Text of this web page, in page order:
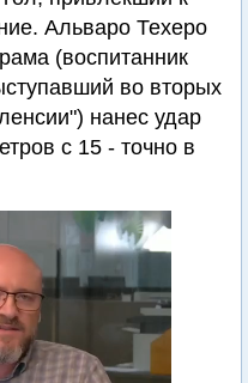
Альваро Техеро
(воспитанник
во вторых
нанес удар
с 15 - точно в